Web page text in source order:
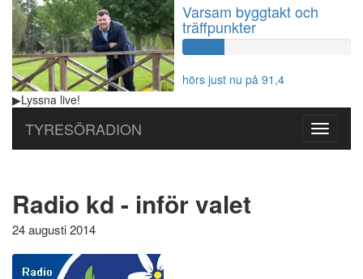
Varsam byggtakt och
träffpunkter
hörs just nu på 91,4
▶Lyssna live!
Toggle
TYRESÖRADION
Radio kd - inför valet
24 augusti 2014